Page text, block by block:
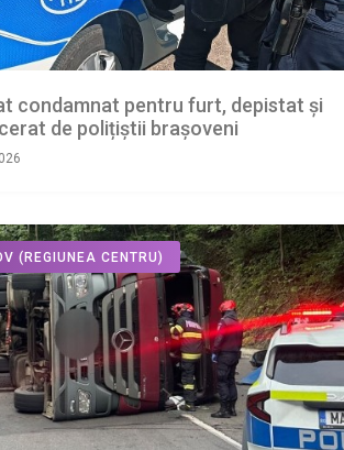
condamnat pentru furt, depistat și
de polițiștii brașoveni
(REGIUNEA CENTRU)